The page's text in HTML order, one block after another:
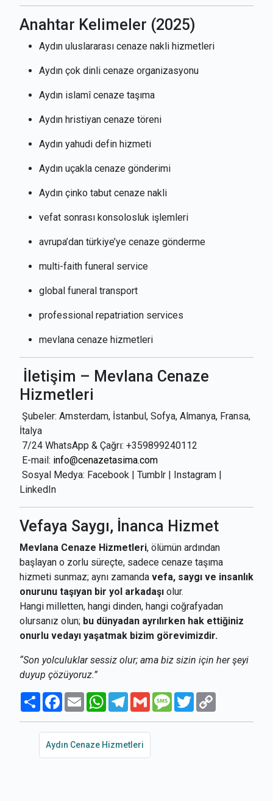
Anahtar Kelimeler (2025)
Aydın uluslararası cenaze nakli hizmetleri
Aydın çok dinli cenaze organizasyonu
Aydın islamî cenaze taşıma
Aydın hristiyan cenaze töreni
Aydın yahudi defin hizmeti
Aydın uçakla cenaze gönderimi
Aydın çinko tabut cenaze nakli
vefat sonrası konsolosluk işlemleri
avrupa’dan türkiye’ye cenaze gönderme
multi-faith funeral service
global funeral transport
professional repatriation services
mevlana cenaze hizmetleri
İletişim – Mevlana Cenaze
Hizmetleri
Şubeler: Amsterdam, İstanbul, Sofya, Almanya, Fransa,
İtalya
7/24 WhatsApp & Çağrı: +359899240112
E-mail: info@cenazetasima.com
Sosyal Medya: Facebook | Tumblr | Instagram |
LinkedIn
Vefaya Saygı, İnanca Hizmet
Mevlana Cenaze Hizmetleri, ölümün ardından
başlayan o zorlu süreçte, sadece cenaze taşıma
hizmeti sunmaz; aynı zamanda vefa, saygı ve insanlık
onurunu taşıyan bir yol arkadaşı olur.
Hangi milletten, hangi dinden, hangi coğrafyadan
olursanız olun; bu dünyadan ayrılırken hak ettiğiniz
onurlu vedayı yaşatmak bizim görevimizdir.
“Son yolculuklar sessiz olur; ama biz sizin için her şeyi
duyup çözüyoruz.”
PaylaşFacebook
Email WhatsAppTelegram
Gmail Message
Twitter
Aydın Cenaze Hizmetleri